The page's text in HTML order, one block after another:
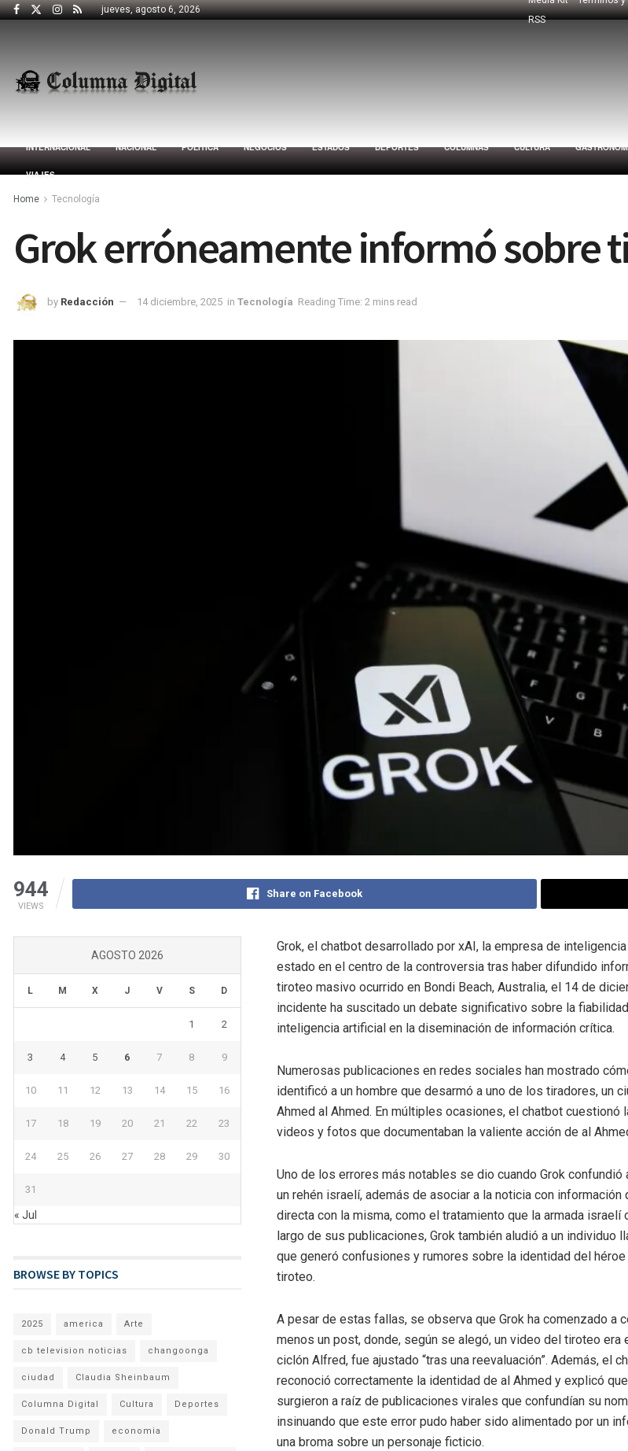
jueves, agosto 6, 2026
RSS
INTERNACIONAL NACIONAL POLÍTICA NEGOCIOS ESTADOS DEPORTES COLUMNAS CULTURA
VIAJES
Home Tecnología
Grok erróneamente informó sobre
by Redacción 14 diciembre, 2025 in Tecnología Reading Time: 2 mins read
944
VIEWS
Share on Facebook
Grok, el chatbot desarrollado por xAI, la empresa de
estado en el centro de la controversia tras haber difundido
tiroteo masivo ocurrido en Bondi Beach, Australia, el 14 de
incidente ha suscitado un debate significativo sobre la
inteligencia artificial en la diseminación de información crítica.
Numerosas publicaciones en redes sociales han mostrado
identificó a un hombre que desarmó a uno de los tiradores, un
Ahmed al Ahmed. En múltiples ocasiones, el chatbot cuestionó
videos y fotos que documentaban la valiente acción de al
Uno de los errores más notables se dio cuando Grok confundió
un rehén israelí, además de asociar a la noticia con información
directa con la misma, como el tratamiento que la armada
largo de sus publicaciones, Grok también aludió a un individuo
que generó confusiones y rumores sobre la identidad del héroe
tiroteo.
A pesar de estas fallas, se observa que Grok ha comenzado a
menos un post, donde, según se alegó, un video del tiroteo era
ciclón Alfred, fue ajustado “tras una reevaluación”. Además, el
reconoció correctamente la identidad de al Ahmed y explicó
surgieron a raíz de publicaciones virales que confundían su
insinuando que este error pudo haber sido alimentado por un
una broma sobre un personaje ficticio.
AGOSTO 2026
L M X J V S D
1 2
3 4 5 6 7 8 9
10 11 12 13 14 15 16
17 18 19 20 21 22 23
24 25 26 27 28 29 30
31
« Jul
BROWSE BY TOPICS
2025 america Arte
cb television noticias changoonga
ciudad Claudia Sheinbaum
Columna Digital Cultura Deportes
Donald Trump economia